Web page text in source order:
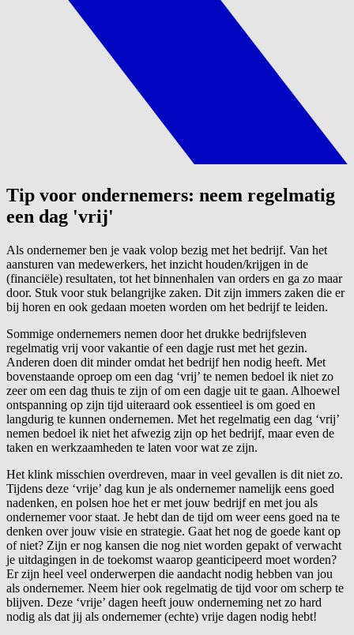
Tip voor ondernemers: neem regelmatig
een dag 'vrij'
Als ondernemer ben je vaak volop bezig met het bedrijf. Van het
aansturen van medewerkers, het inzicht houden/krijgen in de
(financiële) resultaten, tot het binnenhalen van orders en ga zo maar
door. Stuk voor stuk belangrijke zaken. Dit zijn immers zaken die er
bij horen en ook gedaan moeten worden om het bedrijf te leiden.
Sommige ondernemers nemen door het drukke bedrijfsleven
regelmatig vrij voor vakantie of een dagje rust met het gezin.
Anderen doen dit minder omdat het bedrijf hen nodig heeft. Met
bovenstaande oproep om een dag ‘vrij’ te nemen bedoel ik niet zo
zeer om een dag thuis te zijn of om een dagje uit te gaan. Alhoewel
ontspanning op zijn tijd uiteraard ook essentieel is om goed en
langdurig te kunnen ondernemen. Met het regelmatig een dag ‘vrij’
nemen bedoel ik niet het afwezig zijn op het bedrijf, maar even de
taken en werkzaamheden te laten voor wat ze zijn.
Het klink misschien overdreven, maar in veel gevallen is dit niet zo.
Tijdens deze ‘vrije’ dag kun je als ondernemer namelijk eens goed
nadenken, en polsen hoe het er met jouw bedrijf en met jou als
ondernemer voor staat. Je hebt dan de tijd om weer eens goed na te
denken over jouw visie en strategie. Gaat het nog de goede kant op
of niet? Zijn er nog kansen die nog niet worden gepakt of verwacht
je uitdagingen in de toekomst waarop geanticipeerd moet worden?
Er zijn heel veel onderwerpen die aandacht nodig hebben van jou
als ondernemer. Neem hier ook regelmatig de tijd voor om scherp te
blijven. Deze ‘vrije’ dagen heeft jouw onderneming net zo hard
nodig als dat jij als ondernemer (echte) vrije dagen nodig hebt!